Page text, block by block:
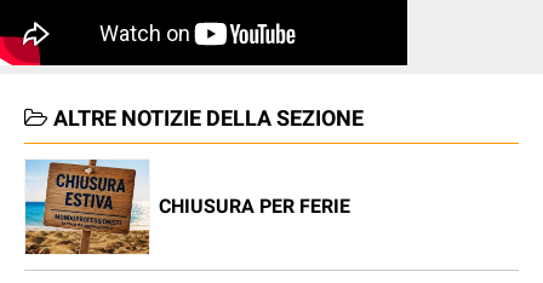
ALTRE NOTIZIE DELLA SEZIONE
CHIUSURA PER FERIE